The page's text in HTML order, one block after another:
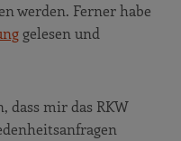
werden. Ferner habe
gelesen und
dass mir das RKW